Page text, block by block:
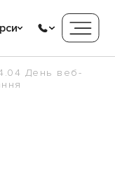
День веб-